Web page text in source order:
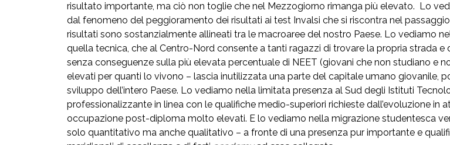
risultato importante, ma ciò non toglie che nel Mezzogiorno rimanga più elevato. Lo
dal fenomeno del peggioramento dei risultati ai test Invalsi che si riscontra nel
risultati sono sostanzialmente allineati tra le macroaree del nostro Paese. Lo vediamo
quella tecnica, che al Centro-Nord consente a tanti ragazzi di trovare la propria strada
senza conseguenze sulla più elevata percentuale di NEET (giovani che non studiano e
elevati per quanti lo vivono – lascia inutilizzata una parte del capitale umano giovanile,
sviluppo dell’intero Paese. Lo vediamo nella limitata presenza al Sud degli Istituti
professionalizzante in linea con le qualifiche medio-superiori richieste dall’evoluzione in
occupazione post-diploma molto elevati. E lo vediamo nella migrazione studentesca
solo quantitativo ma anche qualitativo – a fronte di una presenza pur importante e